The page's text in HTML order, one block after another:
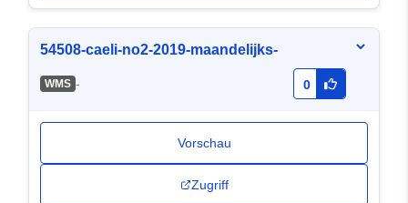
54508-caeli-no2-2019-maandelijks-
WMS - 0
Vorschau
Zugriff